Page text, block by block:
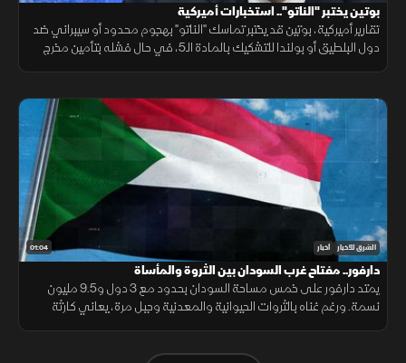
بوتين يختبر "الناتو".. استخبارات أميركية
تقارير أميركية، بوتين قد يختبر تماسك "الناتو" بهجوم محدود أو سيبراني ضد
دول البلطيق أو بولندا للتشكيك بالمادة الـ5، في حال فشله بتأمين مخرج
01:04 الشرق للأخبار أخبار
دارفور.. مفتاح غرب السودان بين الثروة والمأساة
يمتد دارفور على خمس مساحة السودان بحدود مع 3 دول و9.5 مليون
نسمة. ورغم غناه بالثروات الحيوانية والمعدنية وجبل مرة، يعاني كارثة